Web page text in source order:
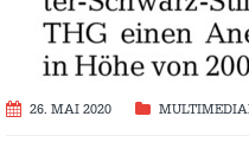
26. MAI 2020